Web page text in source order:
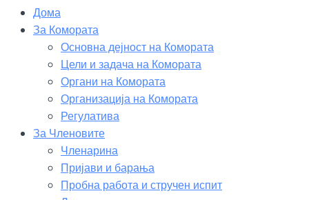
Дома
За Комората
Основна дејност на Комората
Цели и задача на Комората
Органи на Комората
Организација на Комората
Регулатива
За Членовите
Членарина
Пријави и барања
Пробна работа и стручен испит